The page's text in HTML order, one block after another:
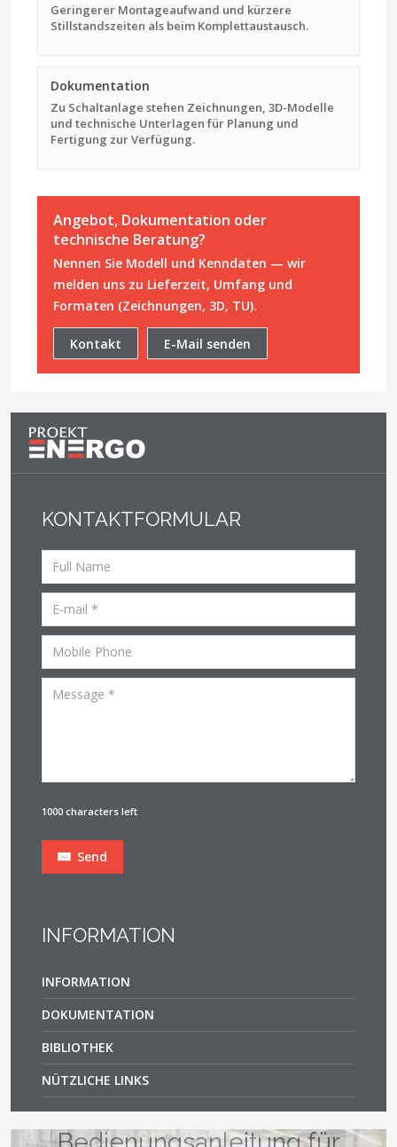
Geringerer Montageaufwand und kürzere
Stillstandszeiten als beim Komplettaustausch.
Dokumentation
Zu Schaltanlage stehen Zeichnungen, 3D-Modelle
und technische Unterlagen für Planung und
Fertigung zur Verfügung.
Angebot, Dokumentation oder
technische Beratung?
Nennen Sie Modell und Kenndaten — wir
melden uns zu Lieferzeit, Umfang und
Formaten (Zeichnungen, 3D, TU).
Kontakt E-Mail senden
KONTAKTFORMULAR
1000 characters left
Send
INFORMATION
INFORMATION
DOKUMENTATION
BIBLIOTHEK
NÜTZLICHE LINKS